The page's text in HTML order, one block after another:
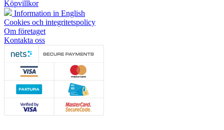
Köpvillkor
Information in English
Cookies och integritetspolicy
Om företaget
Kontakta oss